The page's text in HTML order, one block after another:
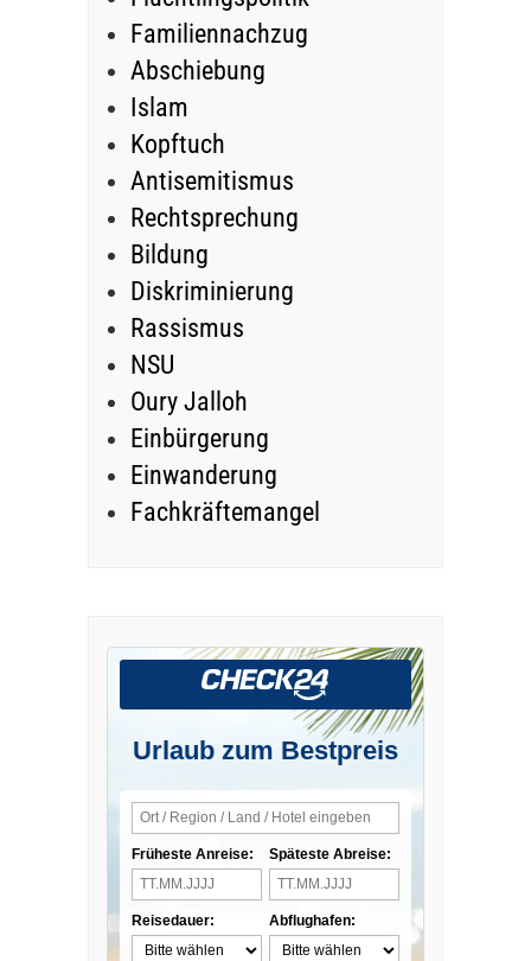
Familiennachzug
Abschiebung
Islam
Kopftuch
Antisemitismus
Rechtsprechung
Bildung
Diskriminierung
Rassismus
NSU
Oury Jalloh
Einbürgerung
Einwanderung
Fachkräftemangel
Urlaub zum Bestpreis
Früheste Anreise:
Reisedauer:
Späteste Abreise:
Abflughafen: